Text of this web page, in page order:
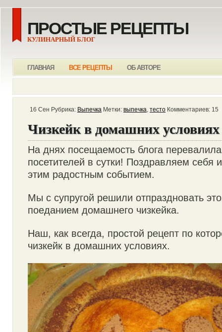
ПРОСТЫЕ РЕЦЕПТЫ
КУЛИНАРНЫЙ БЛОГ
ГЛАВНАЯ ВСЕ РЕЦЕПТЫ ОБ АВТОРЕ
16 Сен Рубрика: Выпечка Метки: выпечка, тесто Комментариев: 15
Чизкейк в домашних условиях
На днях посещаемость блога
посетителей в сутки! Поздравляем себя
этим радостным событием.
Мы с супругой решили отпраздновать
поеданием домашнего чизкейка.
Наш, как всегда, простой рецепт по
чизкейк в домашних условиях.